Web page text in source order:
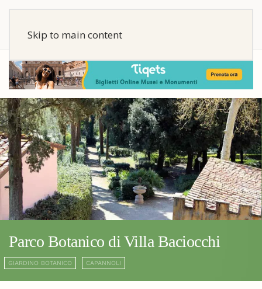
Skip to main content
Parco Botanico di Villa Baciocchi
GIARDINO BOTANICO CAPANNOLI